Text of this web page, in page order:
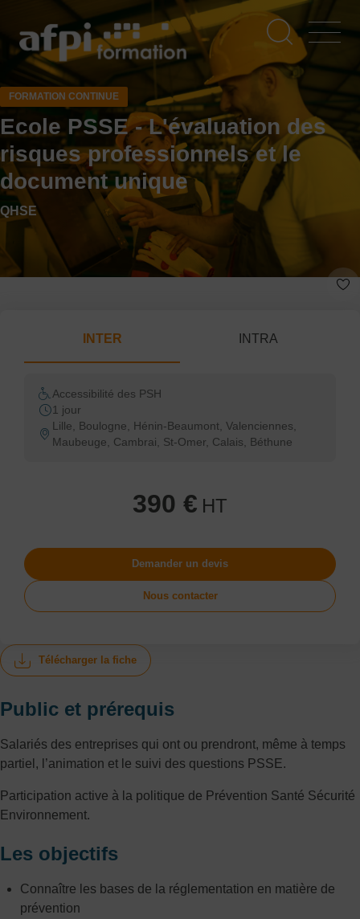
contenu
principal
FORMATION CONTINUE
Ecole PSSE - L'évaluation des
risques professionnels et le
document unique
QHSE
Télécharger la fiche
Public et prérequis
Salariés des entreprises qui ont ou prendront, même à temps
partiel, l’animation et le suivi des questions PSSE.
Participation active à la politique de Prévention Santé Sécurité
Environnement.
Les objectifs
Connaître les bases de la réglementation en matière de
prévention
INTER INTRA
Accessibilité des PSH
1 jour
Lille, Boulogne, Hénin-Beaumont, Valenciennes,
Maubeuge, Cambrai, St-Omer, Calais, Béthune
390 € HT
Demander un devis
Nous contacter